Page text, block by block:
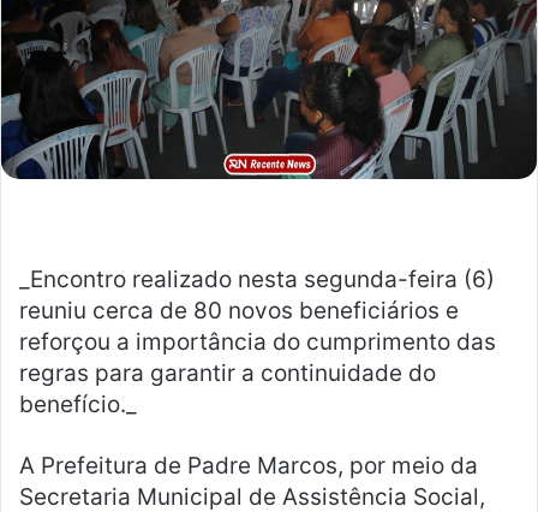
a
i
_Encontro realizado nesta segunda-feira (6)
reuniu cerca de 80 novos beneficiários e
reforçou a importância do cumprimento das
regras para garantir a continuidade do
benefício._
A Prefeitura de Padre Marcos, por meio da
Secretaria Municipal de Assistência Social,